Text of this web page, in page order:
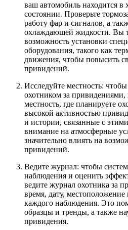
ваш автомобиль находится в
состоянии. Проверьте
работу фар и сигналов, а
охлаждающей жидкости. Вы
возможность установки
оборудования, такого как
движения, чтобы повысить
привидений.
Исследуйте местность:
охотником за привидениями,
местность, где планируете
высокой активностью
и истории, связанные с
внимание на атмосферные
значительно влиять на
привидений.
Ведите журнал: чтобы
наблюдения и оценить
ведите журнал охотника за
время, дату,
каждого наблюдения. Это
образцы и тренды, а также
привидения.